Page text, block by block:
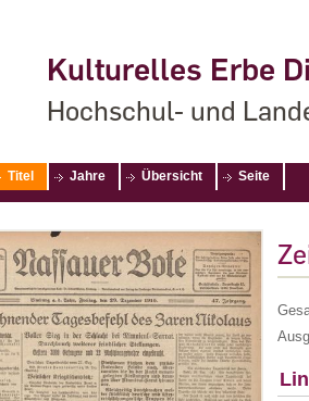
Kulturelles Erbe
Hochschul- und
Titel Jahre Übersicht Seite